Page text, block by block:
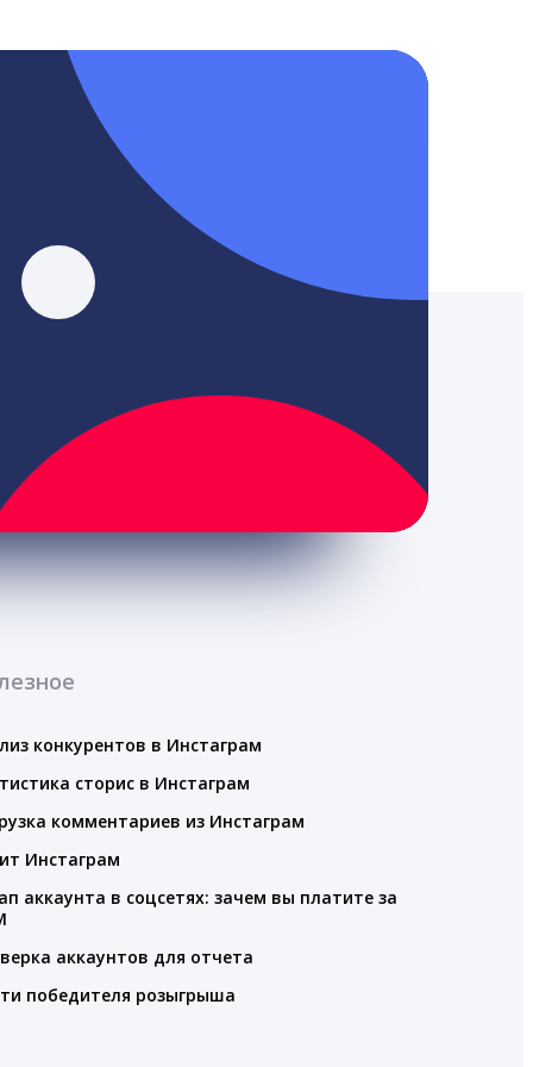
конкурентов в Инстаграм
сторис в Инстаграм
комментариев из Инстаграм
Инстаграм
аккаунта в соцсетях: зачем вы платите за
аккаунтов для отчета
победителя розыгрыша